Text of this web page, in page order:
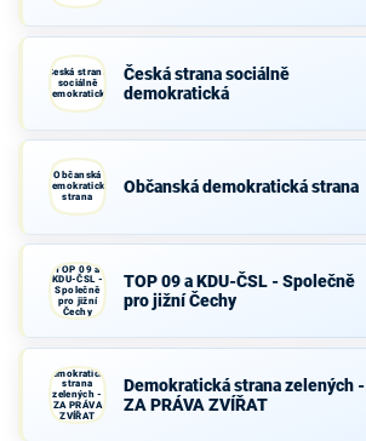
Česká strana
sociálně
demokratická
Česká strana sociálně
demokratická
Občanská
demokratická
strana
Občanská demokratická strana
TOP 09 a
KDU-ČSL -
Společně
pro jižní
Čechy
TOP 09 a KDU-ČSL - Společně
pro jižní Čechy
Demokratická
strana
zelených -
ZA PRÁVA
ZVÍŘAT
Demokratická strana zelených -
ZA PRÁVA ZVÍŘAT